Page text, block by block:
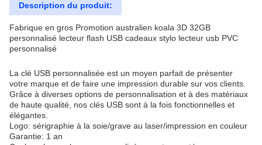
Description du produit:
Fabrique en gros Promotion australien koala 3D 32GB
personnalisé lecteur flash USB cadeaux stylo lecteur usb PVC
personnalisé
La clé USB personnalisée est un moyen parfait de présenter
votre marque et de faire une impression durable sur vos clients.
Grâce à diverses options de personnalisation et à des matériaux
de haute qualité, nos clés USB sont à la fois fonctionnelles et
élégantes.
Logo: sérigraphie à la soie/grave au laser/impression en couleur
Garantie: 1 an